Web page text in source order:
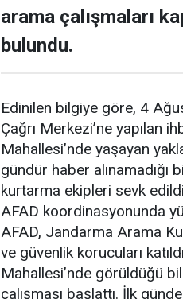
arama çalışmaları
bulundu.
Edinilen bilgiye göre, 4
Çağrı Merkezi’ne yapılan
Mahallesi’nde yaşayan
gündür haber
kurtarma ekipleri sevk
AFAD koordinasyonunda
AFAD, Jandarma Arama
ve güvenlik korucuları
Mahallesi’nde görüldüğü
çalışması başlattı. İlk